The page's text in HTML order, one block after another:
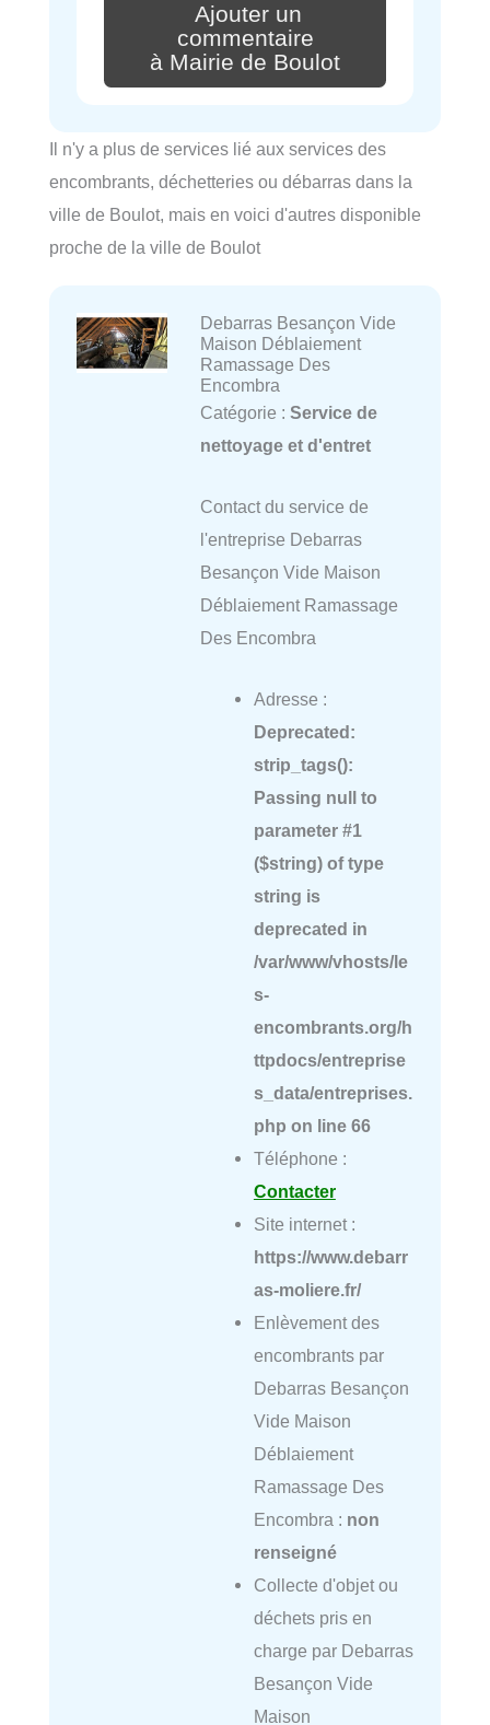
Ajouter un
commentaire
à Mairie de Boulot
Il n'y a plus de services lié aux services des
encombrants, déchetteries ou débarras dans la
ville de Boulot, mais en voici d'autres disponible
proche de la ville de Boulot
Debarras Besançon Vide
Maison Déblaiement
Ramassage Des
Encombra
Catégorie : Service de
nettoyage et d'entret
Contact du service de
l'entreprise Debarras
Besançon Vide Maison
Déblaiement Ramassage
Des Encombra
Adresse :
Deprecated :
strip_tags():
Passing null to
parameter #1
($string) of type
string is
deprecated in
/var/www/vhosts/le
s-
encombrants.org/h
ttpdocs/entreprise
s_data/entreprises.
php on line 66
Téléphone :
Contacter
Site internet :
https://www.debarr
as-moliere.fr/
Enlèvement des
encombrants par
Debarras Besançon
Vide Maison
Déblaiement
Ramassage Des
Encombra : non
renseigné
Collecte d'objet ou
déchets pris en
charge par Debarras
Besançon Vide
Maison